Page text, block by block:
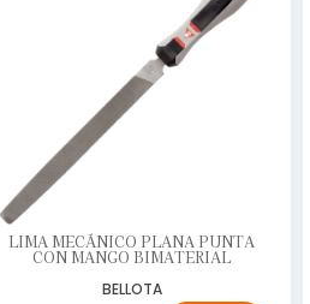
LIMA MECÁNICO PLANA PUNTA
CON MANGO BIMATERIAL
BELLOTA